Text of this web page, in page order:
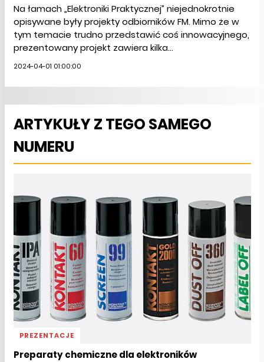
Na łamach „Elektroniki Praktycznej” niejednokrotnie
opisywane były projekty odbiorników FM. Mimo że w
tym temacie trudno przedstawić coś innowacyjnego,
prezentowany projekt zawiera kilka...
2024-04-01 01:00:00
ARTYKUŁY Z TEGO SAMEGO
NUMERU
PREZENTACJE
Preparaty chemiczne dla elektroników